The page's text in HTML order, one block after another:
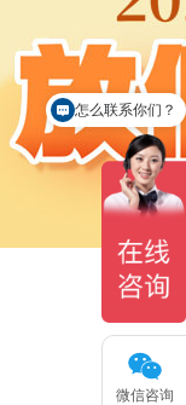
微信咨询
怎么联系你们？